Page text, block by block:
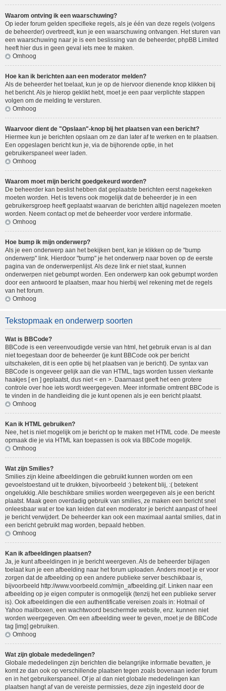
Waarom ontving ik een waarschuwing?
Op ieder forum gelden specifieke regels, als je één van deze regels (volgens
de beheerder) overtreedt, kun je een waarschuwing ontvangen. Het sturen van
een waarschuwing naar je is een beslissing van de beheerder, phpBB Limited
heeft hier dus in geen geval iets mee te maken.
Omhoog
Hoe kan ik berichten aan een moderator melden?
Als de beheerder het toelaat, kun je op de hiervoor dienende knop klikken bij
het bericht. Als je hierop geklikt hebt, moet je een paar verplichte stappen
volgen om de melding te versturen.
Omhoog
Waarvoor dient de "Opslaan"-knop bij het plaatsen van een bericht?
Hiermee kun je berichten opslaan om ze dan later af te werken en te plaatsen.
Een opgeslagen bericht kun je, via de bijhorende optie, in het
gebruikerspaneel weer laden.
Omhoog
Waarom moet mijn bericht goedgekeurd worden?
De beheerder kan beslist hebben dat geplaatste berichten eerst nagekeken
moeten worden. Het is tevens ook mogelijk dat de beheerder je in een
gebruikersgroep heeft geplaatst waarvan de berichten altijd nagelezen moeten
worden. Neem contact op met de beheerder voor verdere informatie.
Omhoog
Hoe bump ik mijn onderwerp?
Als je een onderwerp aan het bekijken bent, kan je klikken op de "bump
onderwerp" link. Hierdoor "bump" je het onderwerp naar boven op de eerste
pagina van de onderwerpenlijst. Als deze link er niet staat, kunnen
onderwerpen niet gebumpt worden. Een onderwerp kan ook gebumpt worden
door een antwoord te plaatsen, maar hou hierbij wel rekening met de regels
van het forum.
Omhoog
Tekstopmaak en onderwerp soorten
Wat is BBCode?
BBCode is een vereenvoudigde versie van html, het gebruik ervan is al dan
niet toegestaan door de beheerder (je kunt BBCode ook per bericht
uitschakelen, dit is een optie bij het plaatsen van je bericht). De syntax van
BBCode is ongeveer gelijk aan die van HTML, tags worden tussen vierkante
haakjes [ en ] geplaatst, dus niet < en >. Daarnaast geeft het een grotere
controle over hoe iets wordt weergegeven. Meer informatie omtrent BBCode is
te vinden in de handleiding die je kunt openen als je een bericht plaatst.
Omhoog
Kan ik HTML gebruiken?
Nee, het is niet mogelijk om je bericht op te maken met HTML code. De meeste
opmaak die je via HTML kan toepassen is ook via BBCode mogelijk.
Omhoog
Wat zijn Smilies?
Smilies zijn kleine afbeeldingen die gebruikt kunnen worden om een
gevoelstoestand uit te drukken, bijvoorbeeld :) betekent blij, :( betekent
ongelukkig. Alle beschikbare smilies worden weergegeven als je een bericht
plaatst. Maak geen overdadig gebruik van smilies, ze maken een bericht snel
onleesbaar wat er toe kan leiden dat een moderator je bericht aanpast of heel
je bericht verwijdert. De beheerder kan ook een maximaal aantal smilies, dat in
een bericht gebruikt mag worden, bepaald hebben.
Omhoog
Kan ik afbeeldingen plaatsen?
Ja, je kunt afbeeldingen in je bericht weergeven. Als de beheerder bijlagen
toelaat kun je een afbeelding naar het forum uploaden. Anders moet je er voor
zorgen dat de afbeelding op een andere publieke server beschikbaar is,
bijvoorbeeld http://www.voorbeeld.com/mijn_afbeelding.gif. Linken naar een
afbeelding op je eigen computer is onmogelijk (tenzij het een publieke server
is). Ook afbeeldingen die een authentificatie vereisen zoals in: Hotmail of
Yahoo mailboxen, een wachtwoord beschermde website, enz. kunnen niet
worden weergegeven. Om een afbeelding weer te geven, moet je de BBCode
tag [img] gebruiken.
Omhoog
Wat zijn globale mededelingen?
Globale mededelingen zijn berichten die belangrijke informatie bevatten, je
komt ze dan ook op verschillende plaatsen tegen zoals bovenaan ieder forum
en in het gebruikerspaneel. Of je al dan niet globale mededelingen kan
plaatsen hangt af van de vereiste permissies, deze zijn ingesteld door de